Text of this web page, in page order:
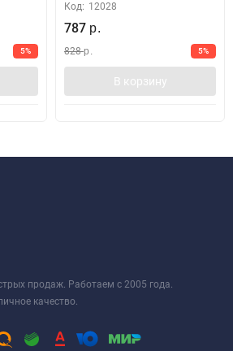
5%
Код: 12028
787 р.
828 р. 5%
В корзину
продаж. Работаем с 2005 года.
качество.